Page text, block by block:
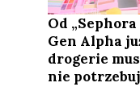
Od
Gen Alpha
drogerie
nie